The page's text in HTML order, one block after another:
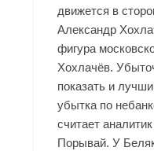
движется в
Александр
фигура
Хохлачёв.
показать и
убытка по
считает
Порывай. У